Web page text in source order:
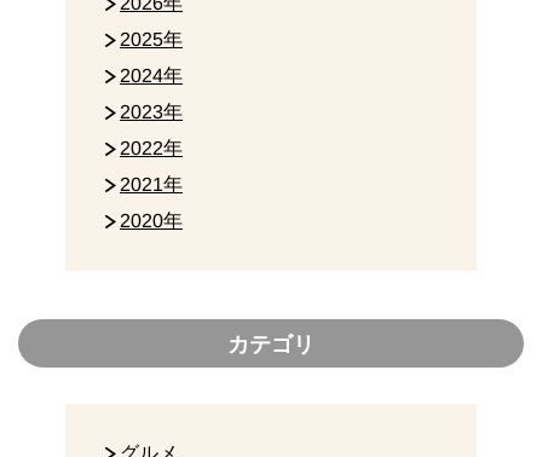
2025年
2024年
2023年
2022年
2021年
2020年
カテゴリ
グルメ